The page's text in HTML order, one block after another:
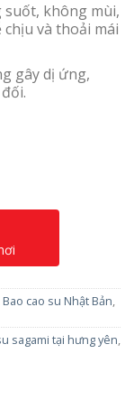
không mùi,
và thoải mái
gây dị ứng,
Bao cao su Nhật Bản,
sagami tại hưng yên,